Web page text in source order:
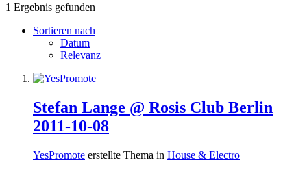
1 Ergebnis gefunden
Sortieren nach
Datum
Relevanz
Stefan Lange @ Rosis Club Berlin
2011-10-08
YesPromote erstellte Thema in House & Electro